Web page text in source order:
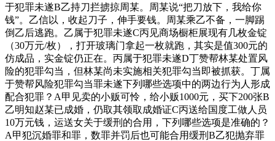
于犯罪未遂B乙持刀拦掳掠周某。周某说“把刀放下，我给你
钱”。乙信以，收起刀子，伸手要钱。周某乘乙不备，一脚踢
倒乙后逃跑。乙属于犯罪未遂C丙见商场橱柜展现有几枚金锭
（30万元/枚），打开玻璃门拿起一枚就跑，其实是值300元的
仿成品，实金锭仍正在。丙属于犯罪未遂D丁赞帮林某处置风
险的犯罪勾当，但林某尚未实施相关犯罪勾当即被抓获。丁属
于赞帮风险犯罪勾当罪未遂下列哪些选项中的两边行为人形成
配合犯罪？A甲见卖的小贩可怜，给小贩1000元，买下200张B
乙明知赵某已成婚，仍取其领取成婚证C丙送给国度工做人员
10万元钱，运送女关于缓刑的合用，下列哪些选项是准确的？
A甲犯沉婚罪和罪，数罪并罚后也可能合用缓刑B乙犯抛弃罪